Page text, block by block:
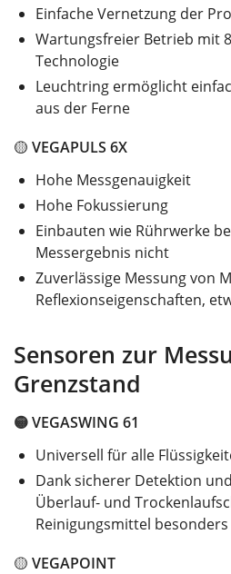
Einfache Vernetzung der
Wartungsfreier Betrieb mit
Technologie
Leuchtring ermöglicht
aus der Ferne
🟡 VEGAPULS 6X
Hohe Messgenauigkeit
Hohe Fokussierung
Einbauten wie Rührwerke
Messergebnis nicht
Zuverlässige Messung von
Reflexionseigenschaften,
Sensoren zur
Grenzstand
🟡VEGASWING 61
Universell für alle
Dank sicherer Detektion
Überlauf- und
Reinigungsmittel
🟡 VEGAPOINT